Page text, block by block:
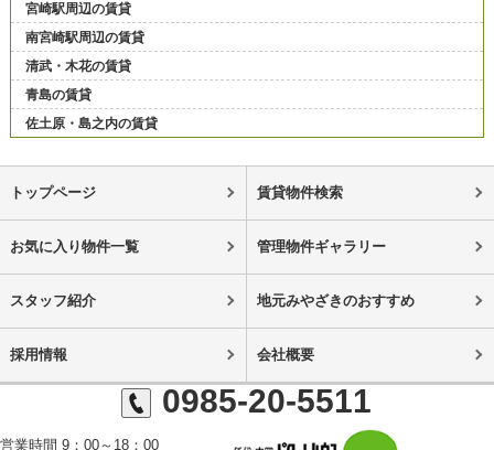
宮崎駅周辺の賃貸
南宮崎駅周辺の賃貸
清武・木花の賃貸
青島の賃貸
佐土原・島之内の賃貸
トップページ 賃貸物件検索
お気に入り物件一覧 管理物件ギャラリー
スタッフ紹介 地元みやざきのおすすめ
採用情報 会社概要
0985-20-5511
営業時間 9：00～18：00